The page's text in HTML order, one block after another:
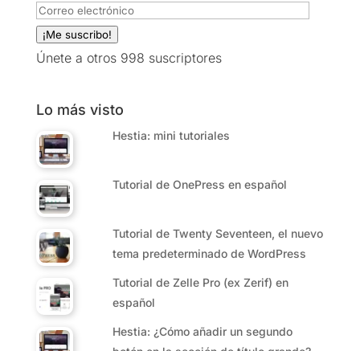
Correo
electrónico
¡Me suscribo!
Únete a otros 998 suscriptores
Lo más visto
Hestia: mini tutoriales
Tutorial de OnePress en español
Tutorial de Twenty Seventeen, el nuevo
tema predeterminado de WordPress
Tutorial de Zelle Pro (ex Zerif) en
español
Hestia: ¿Cómo añadir un segundo